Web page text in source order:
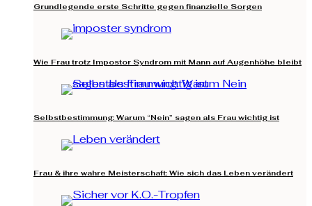
Grundlegende erste Schritte gegen finanzielle Sorgen
Wie Frau trotz Impostor Syndrom mit Mann auf Augenhöhe bleibt
Selbstbestimmung: Warum “Nein” sagen als Frau wichtig ist
Frau & ihre wahre Meisterschaft: Wie sich das Leben verändert